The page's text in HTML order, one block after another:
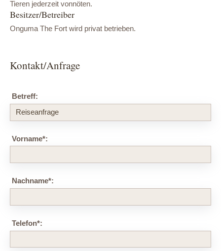
Tieren jederzeit vonnöten.
Besitzer/Betreiber
Onguma The Fort wird privat betrieben.
Kontakt/Anfrage
Betreff:
Vorname*:
Nachname*:
Telefon*: